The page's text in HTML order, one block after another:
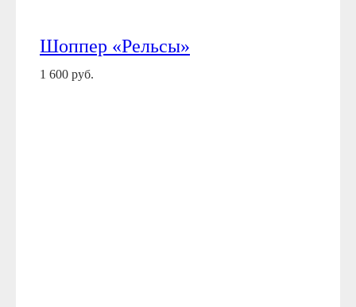
Шоппер «Рельсы»
1 600 руб.